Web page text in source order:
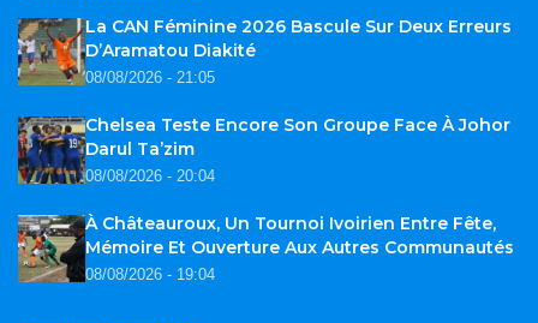
La CAN Féminine 2026 Bascule Sur Deux Erreurs
D’Aramatou Diakité
08/08/2026 - 21:05
Chelsea Teste Encore Son Groupe Face À Johor
Darul Ta’zim
08/08/2026 - 20:04
À Châteauroux, Un Tournoi Ivoirien Entre Fête,
Mémoire Et Ouverture Aux Autres Communautés
08/08/2026 - 19:04